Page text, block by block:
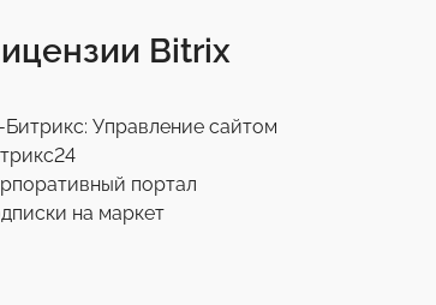
Bitrix
Битрикс: Управление сайтом
портал
на маркет